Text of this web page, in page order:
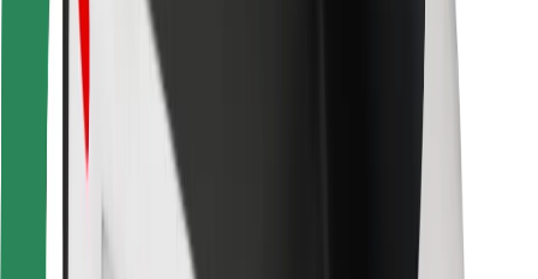
Pentru restaurante
Bolt For Business
Altele
Furnizori
Termeni și Condiții
Cookie-uri